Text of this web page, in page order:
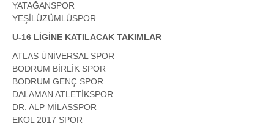
YATAĞANSPOR
YEŞİLÜZÜMLÜSPOR
U-16 LİGİNE KATILACAK TAKIMLAR
ATLAS ÜNİVERSAL SPOR
BODRUM BİRLİK SPOR
BODRUM GENÇ SPOR
DALAMAN ATLETİKSPOR
DR. ALP MİLASSPOR
EKOL 2017 SPOR